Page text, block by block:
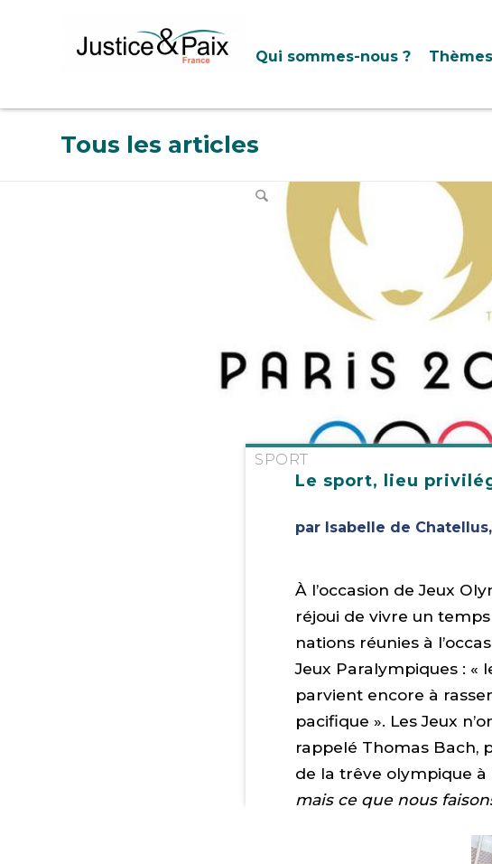
Qui sommes-nous ? Thèmes
Tous les articles
Le sport, lieu
SPORT
par Isabelle de
À l’occasion de Jeux
réjoui de vivre un
nations réunies à
Jeux Paralympiques : «
parvient encore à
pacifique ». Les Jeux
rappelé Thomas Bach,
de la trêve olympique à
mais ce que nous